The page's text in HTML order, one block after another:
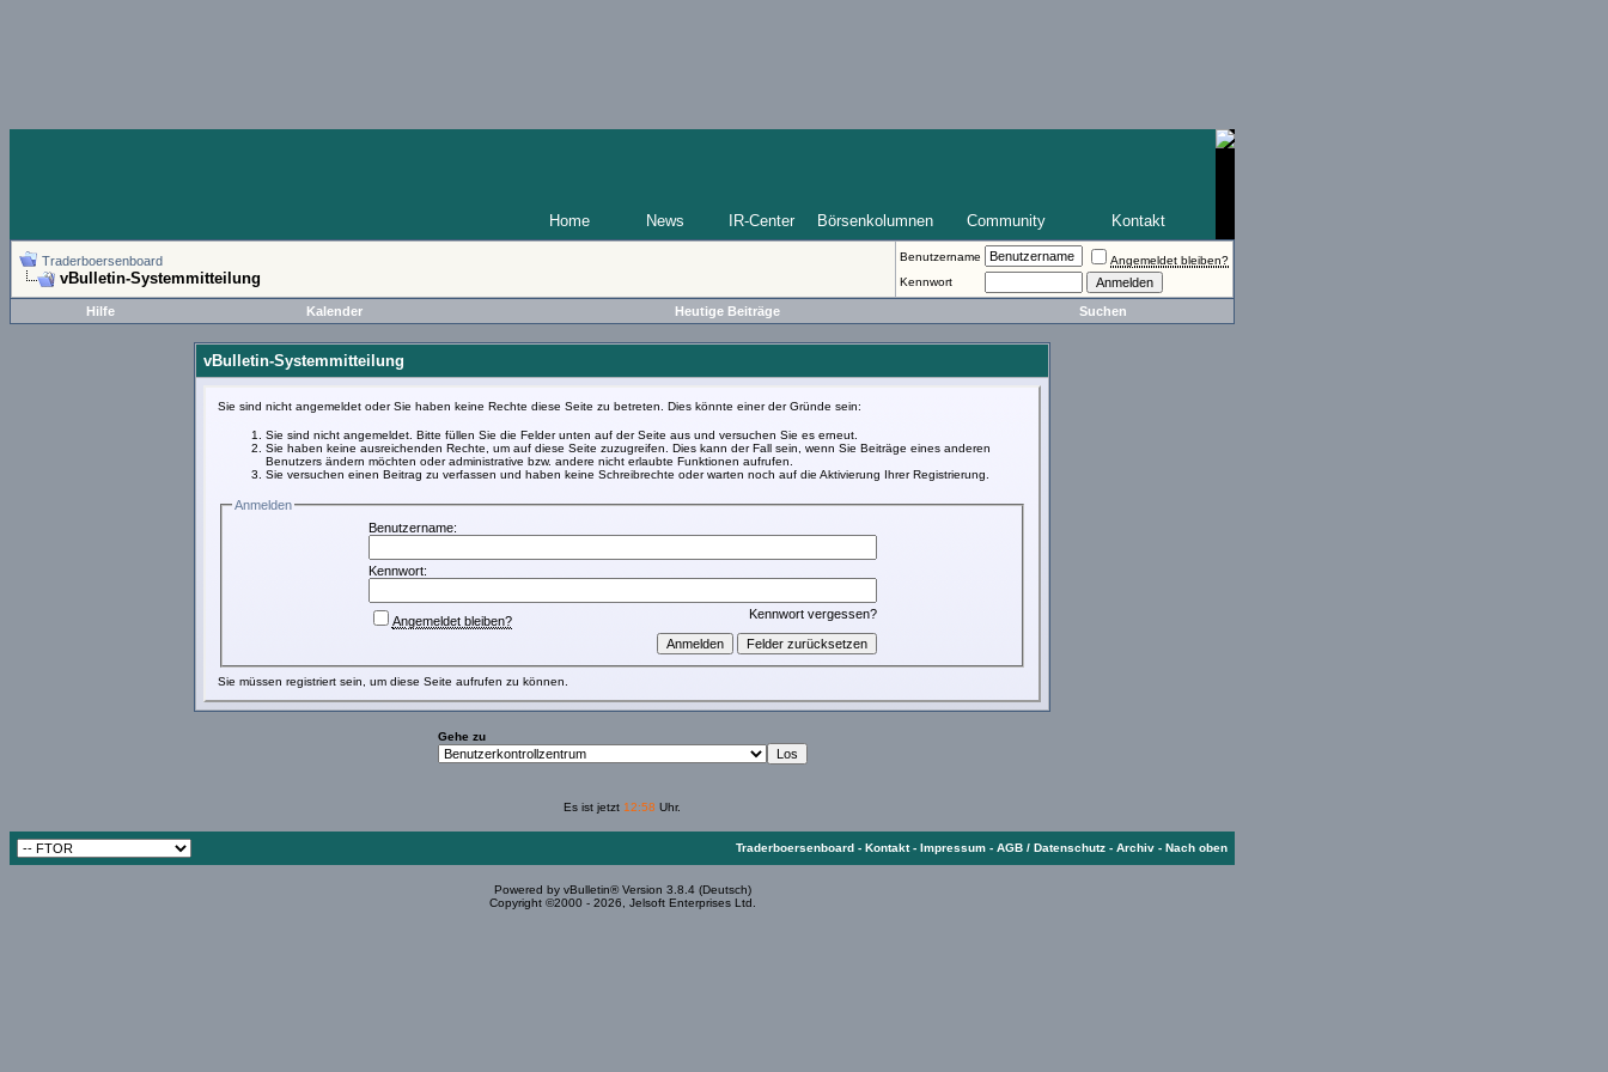
Home News IR-Center Börsenkolumnen Community Kontakt
Traderboersenboard
vBulletin-Systemmitteilung
Benutzername
Angemeldet bleiben?
Kennwort
Hilfe Kalender Heutige Beiträge Suchen
vBulletin-Systemmitteilung
Sie sind nicht angemeldet oder Sie haben keine Rechte diese Seite zu betreten. Dies könnte einer der Gründe sein:
Sie sind nicht angemeldet. Bitte füllen Sie die Felder unten auf der Seite aus und versuchen Sie es erneut.
Sie haben keine ausreichenden Rechte, um auf diese Seite zuzugreifen. Dies kann der Fall sein, wenn Sie Beiträge eines anderen
Benutzers ändern möchten oder administrative bzw. andere nicht erlaubte Funktionen aufrufen.
Sie versuchen einen Beitrag zu verfassen und haben keine Schreibrechte oder warten noch auf die Aktivierung Ihrer Registrierung.
Anmelden
Benutzername:
Kennwort:
Kennwort vergessen?
Angemeldet bleiben?
Sie müssen registriert sein, um diese Seite aufrufen zu können.
Gehe zu
Es ist jetzt 12:58 Uhr.
Traderboersenboard - Kontakt- Impressum - AGB / Datenschutz - Archiv - Nach oben
Powered by vBulletin® Version 3.8.4 (Deutsch)
Copyright ©2000 - 2026, Jelsoft Enterprises Ltd.